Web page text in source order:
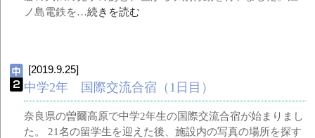
ノ島電鉄を…続きを読む
[2019.9.25]
中学2年 国際交流合宿（1日目）
奈良県の曽爾高原で中学2年生の国際交流合宿が始まりまし
た。 21名の留学生を迎えた後、施設内の写真の場所を探す